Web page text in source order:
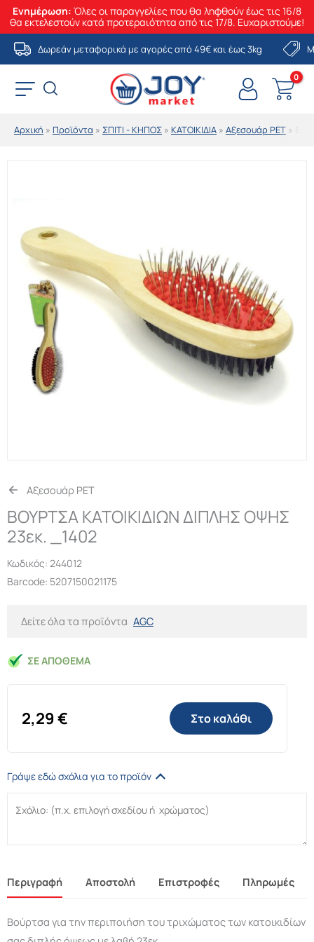
Ενημέρωση: Όλες οι παραγγελίες που θα ληφθούν έως τις 16/8
θα εκτελεστούν κατά προτεραιότητα από τις 17/8. Ευχαριστούμε!
Μετάβαση
στο
περιεχόμενο
Δωρεάν μεταφορικά με αγορές από 49€ και έως 3kg
Αρχική » Προϊόντα » ΣΠΙΤΙ - ΚΗΠΟΣ » ΚΑΤΟΙΚΙΔΙΑ » Αξεσουάρ PET »
Αξεσουάρ PET
ΒΟΥΡΤΣΑ ΚΑΤΟΙΚΙΔΙΩΝ ΔΙΠΛΗΣ ΟΨΗΣ
23εκ. _1402
Κωδικός: 244012
Barcode: 5207150021175
Δείτε όλα τα προϊόντα AGC
ΣΕ ΑΠΌΘΕΜΑ
2,29 € Στο καλάθι
Γράψε εδώ σχόλια για το προϊόν
Περιγραφή Αποστολή Επιστροφές Πληρωμές
Βούρτσα για την περιποιήση του τριχώματος των κατοικιδίων